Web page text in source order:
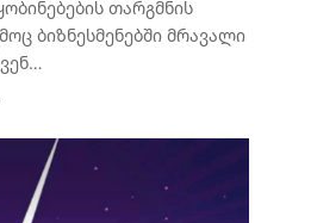
თარგმნის
ბიზნესმენებში მრავალი